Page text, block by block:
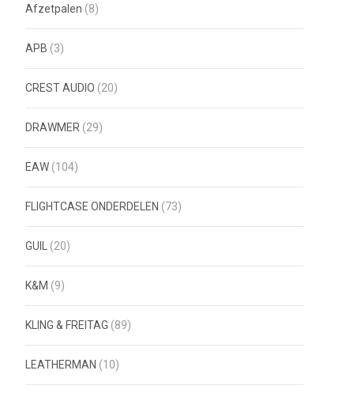
Afzetpalen (8)
APB (3)
CREST AUDIO (20)
DRAWMER (29)
EAW (104)
FLIGHTCASE ONDERDELEN (73)
GUIL (20)
K&M (9)
KLING & FREITAG (89)
LEATHERMAN (10)